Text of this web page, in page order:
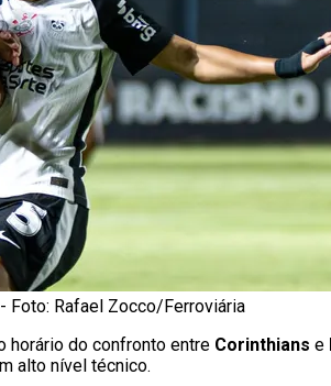
Foto: Rafael Zocco/Ferroviária
horário do confronto entre Corinthians e
alto nível técnico.